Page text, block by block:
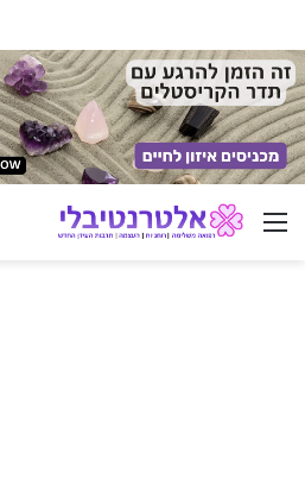
ניווט באתר